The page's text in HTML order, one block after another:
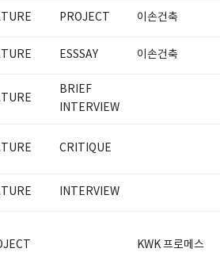
PROJECT 이손건축
ESSSAY 이손건축
BRIEF
INTERVIEW
CRITIQUE
INTERVIEW
KWK 프로메스